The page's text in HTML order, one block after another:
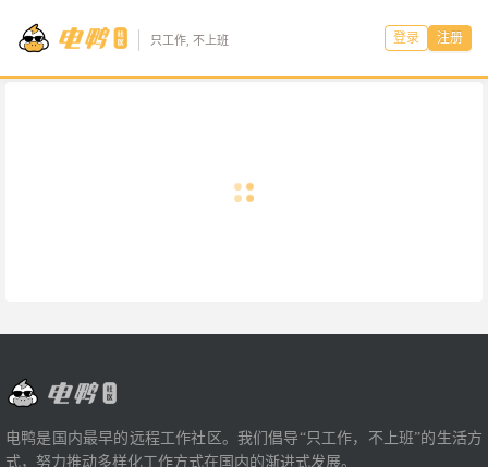
只工作, 不上班 登录 注册
电鸭是国内最早的远程工作社区。我们倡导“只工作，不上班”的生活方
式，努力推动多样化工作方式在国内的渐进式发展。